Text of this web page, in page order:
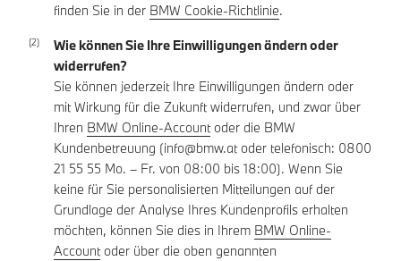
finden Sie in der BMW Cookie-Richtlinie.
Wie können Sie Ihre Einwilligungen ändern oder
widerrufen?
Sie können jederzeit Ihre Einwilligungen ändern oder
mit Wirkung für die Zukunft widerrufen, und zwar über
Ihren BMW Online-Accountoder die BMW
Kundenbetreuung (info@bmw.at oder telefonisch: 0800
21 55 55 Mo. – Fr. von 08:00 bis 18:00). Wenn Sie
keine für Sie personalisierten Mitteilungen auf der
Grundlage der Analyse Ihres Kundenprofils erhalten
möchten, können Sie dies in Ihrem BMW Online-
Accountoder über die oben genannten